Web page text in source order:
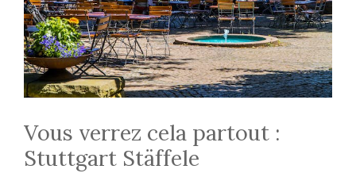
Vous verrez cela partout :
Stuttgart Stäffele